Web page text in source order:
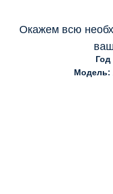
Окажем всю
Год
Модель: